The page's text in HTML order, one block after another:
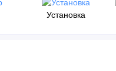
Установка